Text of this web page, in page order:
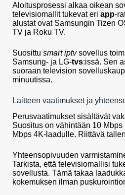
Aloitusprosessi alkaa oikean
televisiomallit tukevat eri app-
alustat ovat Samsungin Tizen
TV ja Roku TV.
Suosittu smart iptvsovellus
Samsung- ja LG-tvs:issä. Sen
suoraan television
minuutissa.
Laitteen vaatimukset ja
Perusvaatimukset sisältävät
Suositus on vähintään 10
Mbps 4K-laadulle. Riittävä
Yhteensopivuuden
Tarkista, että televisiomallisi
sovellusta. Tämä takaa
kokemuksen ilman